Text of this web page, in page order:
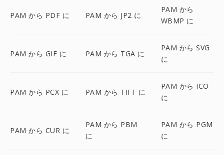
PAM から PDF に PAM から JP2 に
PAM から
WBMP に
PAM から GIF に PAM から TGA に
PAM から SVG
に
PAM から PCX に PAM から TIFF に
PAM から ICO
に
PAM から CUR に
PAM から PBM
に
PAM から PGM
に